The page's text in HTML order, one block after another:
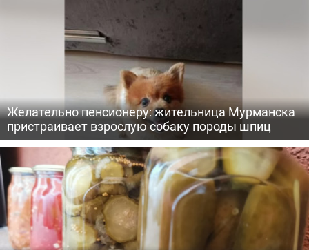
Желательно пенсионеру: жительница Мурманска
пристраивает взрослую собаку породы шпиц